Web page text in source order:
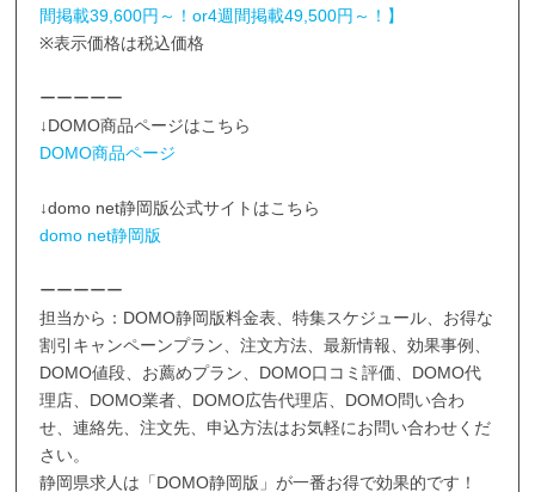
間掲載39,600円～！or4週間掲載49,500円～！】
※表示価格は税込価格
ーーーーー
↓DOMO商品ページはこちら
DOMO商品ページ
↓domo net静岡版公式サイトはこちら
domo net静岡版
ーーーーー
担当から：DOMO静岡版料金表、特集スケジュール、お得な
割引キャンペーンプラン、注文方法、最新情報、効果事例、
DOMO値段、お薦めプラン、DOMO口コミ評価、DOMO代
理店、DOMO業者、DOMO広告代理店、DOMO問い合わ
せ、連絡先、注文先、申込方法はお気軽にお問い合わせくだ
さい。
静岡県求人は「DOMO静岡版」が一番お得で効果的です！